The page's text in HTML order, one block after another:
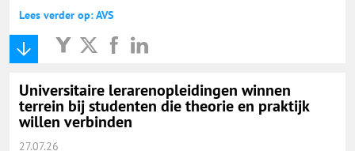
Lees verder op: AVS
Universitaire lerarenopleidingen winnen
terrein bij studenten die theorie en praktijk
willen verbinden
27.07.26